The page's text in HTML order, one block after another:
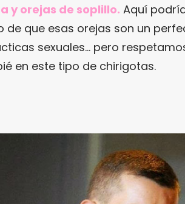
y orejas de soplillo. Aquí
de que esas orejas son un
sexuales… pero
en este tipo de chirigotas.